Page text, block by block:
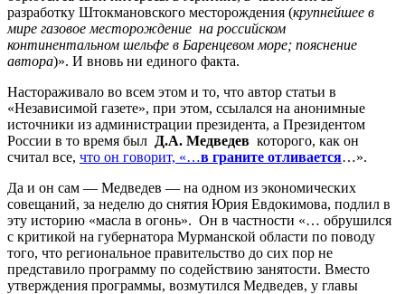
разработку Штокмановского месторождения (крупнейшее в
мире газовое месторождение на российском
континентальном шельфе в Баренцевом море; пояснение
автора)». И вновь ни единого факта.
Настораживало во всем этом и то, что автор статьи в
«Независимой газете», при этом, ссылался на анонимные
источники из администрации президента, а Президентом
России в то время был Д.А. Медведев которого, как он
считал все, что он говорит, «…в граните отливается…».
Да и он сам — Медведев — на одном из экономических
совещаний, за неделю до снятия Юрия Евдокимова, подлил в
эту историю «масла в огонь». Он в частности «… обрушился
с критикой на губернатора Мурманской области по поводу
того, что региональное правительство до сих пор не
представило программу по содействию занятости. Вместо
утверждения программы, возмутился Медведев, у главы